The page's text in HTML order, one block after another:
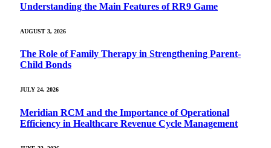
Understanding the Main Features of RR9 Game
AUGUST 3, 2026
The Role of Family Therapy in Strengthening Parent-
Child Bonds
JULY 24, 2026
Meridian RCM and the Importance of Operational
Efficiency in Healthcare Revenue Cycle Management